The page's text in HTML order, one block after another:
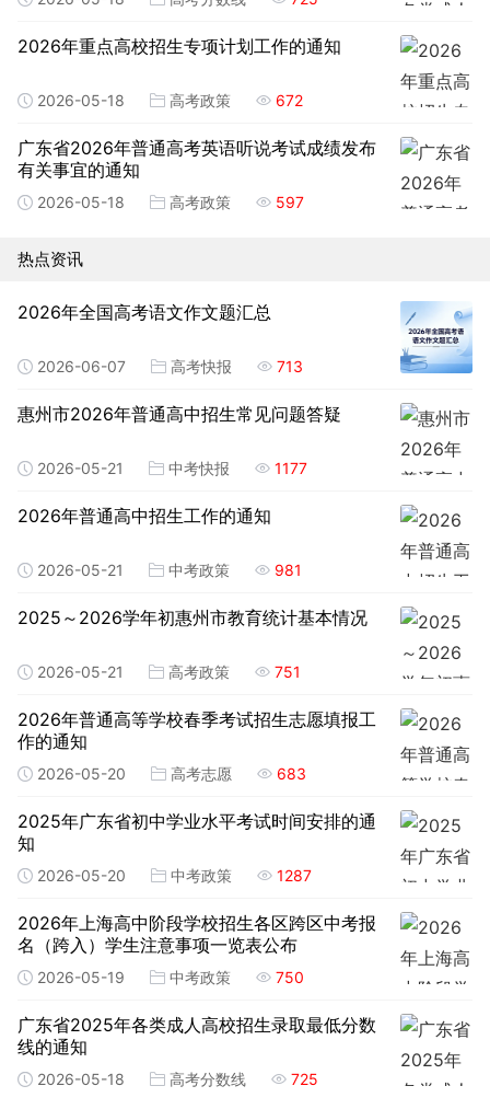
2026年重点高校招生专项计划工作的通知
2026-05-18 高考政策 672
广东省2026年普通高考英语听说考试成绩发布
有关事宜的通知
2026-05-18 高考政策 597
热点资讯
2026年全国高考语文作文题汇总
2026-06-07 高考快报 713
惠州市2026年普通高中招生常见问题答疑
2026-05-21 中考快报 1177
2026年普通高中招生工作的通知
2026-05-21 中考政策 981
2025～2026学年初惠州市教育统计基本情况
2026-05-21 高考政策 751
2026年普通高等学校春季考试招生志愿填报工
作的通知
2026-05-20 高考志愿 683
2025年广东省初中学业水平考试时间安排的通
知
2026-05-20 中考政策 1287
2026年上海高中阶段学校招生各区跨区中考报
名（跨入）学生注意事项一览表公布
2026-05-19 中考政策 750
广东省2025年各类成人高校招生录取最低分数
线的通知
2026-05-18 高考分数线 725